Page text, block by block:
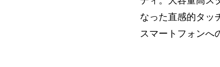
なった直感的タッ
スマートフォンへ